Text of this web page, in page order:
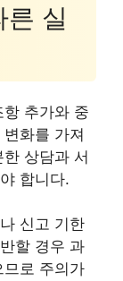
실
추가와 중
화를 가져
상담과 서
합니다.
신고 기한
할 경우 과
로 주의가